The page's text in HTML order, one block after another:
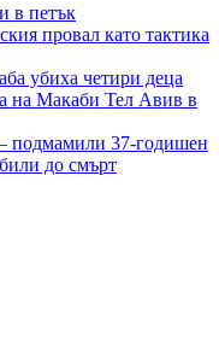
в петък
провал като тактика
убиха четири деца
на Макаби Тел Авив в
подмамили 37-годишен
до смърт